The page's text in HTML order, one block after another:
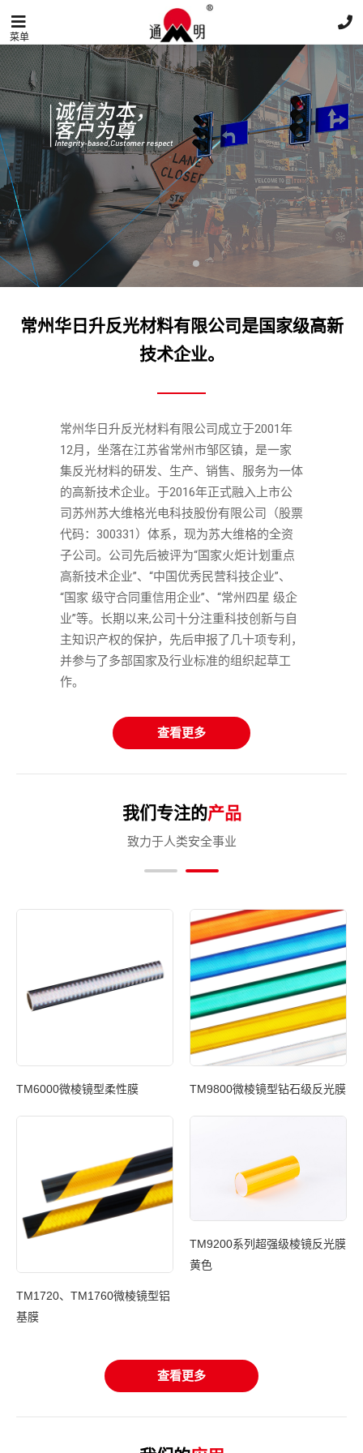
菜单
常州华日升反光材料有限公司是国家级高新
技术企业。
常州华日升反光材料有限公司成立于2001年
12月，坐落在江苏省常州市邹区镇，是一家
集反光材料的研发、生产、销售、服务为一体
的高新技术企业。于2016年正式融入上市公
司苏州苏大维格光电科技股份有限公司（股票
代码：300331）体系，现为苏大维格的全资
子公司。公司先后被评为“国家火炬计划重点
高新技术企业”、“中国优秀民营科技企业”、
“国家 级守合同重信用企业”、“常州四星 级企
业”等。长期以来,公司十分注重科技创新与自
主知识产权的保护，先后申报了几十项专利，
并参与了多部国家及行业标准的组织起草工
作。
查看更多
我们专注的产品
致力于人类安全事业
TM6000微棱镜型柔性膜 TM9800微棱镜型钻石级反光膜
TM1720、TM1760微棱镜型铝
基膜
TM9200系列超强级棱镜反光膜
黄色
查看更多